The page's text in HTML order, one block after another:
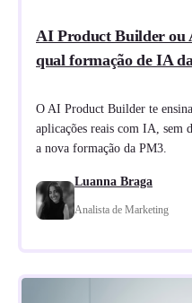
AI Product Builder ou
qual formação de IA
O AI Product Builder te
aplicações reais com IA, sem
a nova formação da PM3.
Luanna Braga
Analista de Marketing